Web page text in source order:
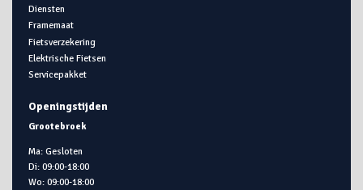
Diensten
Framemaat
Fietsverzekering
Elektrische Fietsen
Servicepakket
Openingstijden
Grootebroek
Ma: Gesloten
Di: 09:00-18:00
Wo: 09:00-18:00